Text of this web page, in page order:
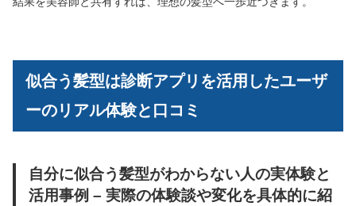
似合う髪型は診断アプリを活用したユーザ
ーのリアル体験と口コミ
自分に似合う髪型がわからない人の実体験と
活用事例 – 実際の体験談や変化を具体的に紹